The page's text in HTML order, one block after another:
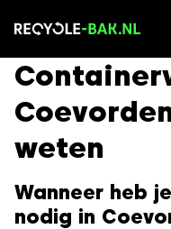
naar
weten
Wanneer heb
nodig in